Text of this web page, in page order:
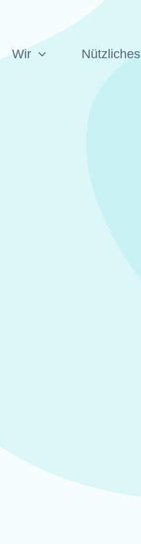
Wir Nützliches